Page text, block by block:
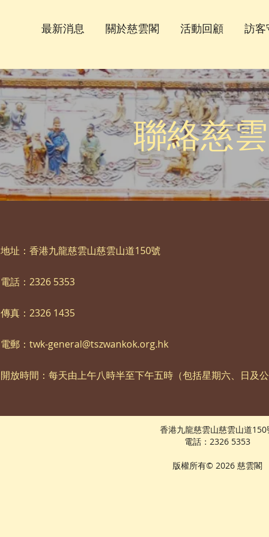
最新消息 關於慈雲閣 活動回顧 訪客
聯絡慈
地址：香港九龍慈雲山慈雲山道150號
電話：2326 5353
傳真：2326 1435
電郵： twk-general@tszwankok.org.hk
開放時間：每天由上午八時半至下午五時（包括星期六、日及
香港九龍慈雲山慈雲山道150
電話：2326 5353
版權所有© 2026 慈雲閣